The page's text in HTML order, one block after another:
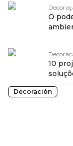
O
10
Decoración